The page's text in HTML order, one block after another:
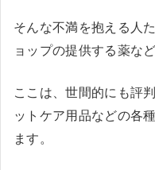
そんな不満を抱える人
ョップの提供する薬など
ここは、世間的にも評
ットケア用品などの各
ます。